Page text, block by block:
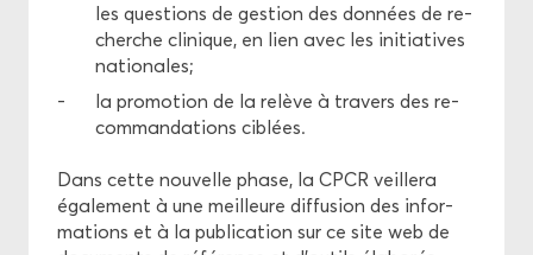
les ques­tions de ges­tion des don­nées de re­
cherche cli­nique, en lien avec les ini­tia­tives
na­tio­nales;
la pro­mo­tion de la re­lève à tra­vers des re­
com­man­da­tions ci­blées.
Dans cette nou­velle phase, la CPCR veille­ra
éga­le­ment à une meilleure dif­fu­sion des in­for­
ma­tions et à la pu­bli­ca­tion sur ce site web de